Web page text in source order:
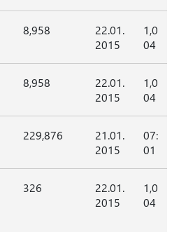
8,958
22.01.
2015
1,0
04
8,958
22.01.
2015
1,0
04
229,876
21.01.
2015
07:
01
326
22.01.
2015
1,0
04